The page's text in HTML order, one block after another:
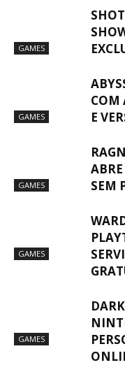
GAMES
GAMES
COM
E
GAMES
SEM
GAMES
GAMES